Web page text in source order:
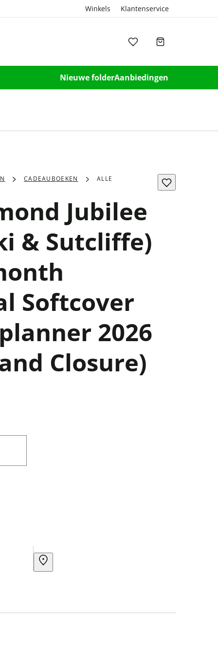
Winkels Klantenservice
Nieuwe folderAanbiedingen
CADEAUBOEKEN ALLE
Jubilee
& Sutcliffe)
Softcover
2026
Closure)